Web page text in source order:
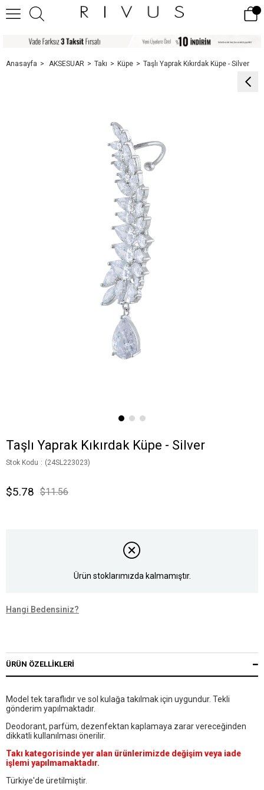
Anasayfa AKSESUAR Takı Küpe Taşlı Yaprak Kıkırdak Küpe - Silver
Taşlı Yaprak Kıkırdak Küpe - Silver
Stok Kodu (24SL223023)
$11.56
$5.78
Ürün stoklarımızda kalmamıştır.
Hangi Bedensiniz?
ÜRÜN ÖZELLIKLERI
Model tek taraflıdır ve sol kulağa takılmak için uygundur. Tekli
gönderim yapılmaktadır.
Deodorant, parfüm, dezenfektan kaplamaya zarar vereceğinden
dikkatli kullanılması önerilir.
Takı kategorisinde yer alan ürünlerimizde değişim veya iade
işlemi yapılmamaktadır.
Türkiye'de üretilmiştir.